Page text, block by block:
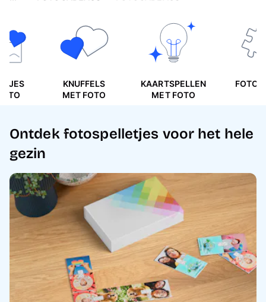
KNUFFELS
MET FOTO
KAARTSPELLEN
MET FOTO
Ontdek fotospelletjes voor het hele
gezin